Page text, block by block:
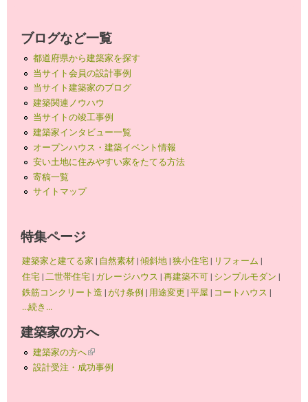
ブログなど一覧
都道府県から建築家を探す
当サイト会員の設計事例
当サイト建築家のブログ
建築関連ノウハウ
当サイトの竣工事例
建築家インタビュー一覧
オープンハウス・建築イベント情報
安い土地に住みやすい家をたてる方法
寄稿一覧
サイトマップ
特集ページ
建築家と建てる家 | 自然素材|傾斜地|狭小住宅| リフォーム |
住宅|二世帯住宅| ガレージハウス |再建築不可| シンプルモダン |
鉄筋コンクリート造 |がけ条例 | 用途変更 |平屋 | コートハウス |
...続き...
建築家の方へ
建築家の方へ(link is external)
設計受注・成功事例